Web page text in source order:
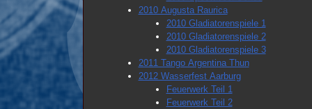
2010 Augusta Raurica
2010 Gladiatorenspiele 1
2010 Gladiatorenspiele 2
2010 Gladiatorenspiele 3
2011 Tango Argentina Thun
2012 Wasserfest Aarburg
Feuerwerk Teil 1
Feuerwerk Teil 2